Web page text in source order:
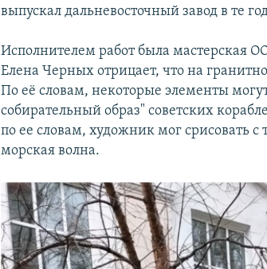
выпускал дальневосточный завод в те
Исполнителем работ была мастерская
Елена Черных отрицает, что на
По её словам, некоторые элементы
собирательный образ" советских
по ее словам, художник мог срисовать
морская волна.